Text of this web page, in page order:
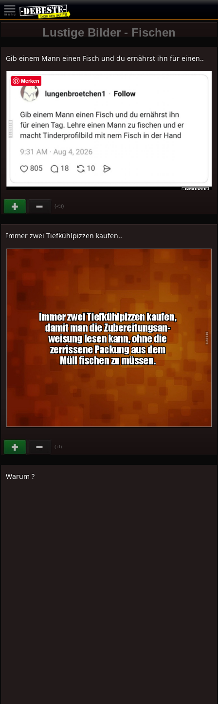
Lustige Bilder - Fischen
Gib einem Mann einen Fisch und du ernährst ihn für einen..
(+51)
Immer zwei Tiefkühlpizzen kaufen..
(+1)
Warum ?
Merken